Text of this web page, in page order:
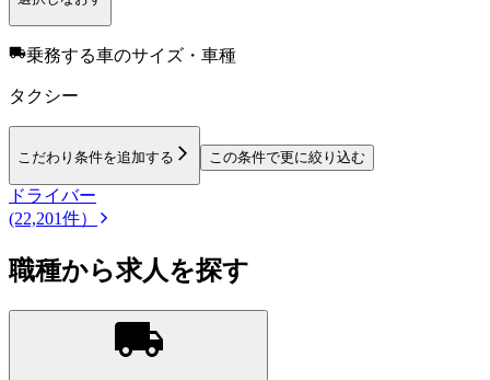
乗務する車のサイズ・車種
タクシー
こだわり条件を追加する この条件で更に絞り込む
ドライバー
(22,201件）
職種から求人を探す